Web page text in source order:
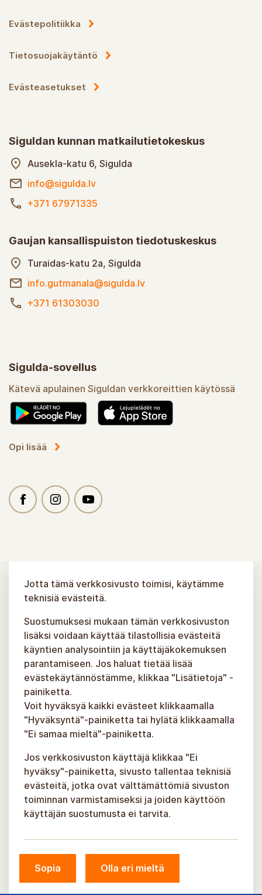
Evästepolitiikka
Tietosuojakäytäntö
Evästeasetukset
Siguldan kunnan matkailutietokeskus
Ausekla-katu 6, Sigulda
info@sigulda.lv
+371 67971335
Gaujan kansallispuiston tiedotuskeskus
Turaidas-katu 2a, Sigulda
info.gutmanala@sigulda.lv
+371 61303030
Sigulda-sovellus
Kätevä apulainen Siguldan verkkoreittien käytössä
Opi lisää
© Siguldan kunta, 2026.
Jotta tämä verkkosivusto toimisi, käytämme
teknisiä evästeitä.
Suostumuksesi mukaan tämän verkkosivuston
lisäksi voidaan käyttää tilastollisia evästeitä
käyntien analysointiin ja käyttäjäkokemuksen
parantamiseen. Jos haluat tietää lisää
evästekäytännöstämme, klikkaa "Lisätietoja" -
painiketta.
Voit hyväksyä kaikki evästeet klikkaamalla
"Hyväksyntä"-painiketta tai hylätä klikkaamalla
"Ei samaa mieltä"-painiketta.
Jos verkkosivuston käyttäjä klikkaa "Ei
hyväksy"-painiketta, sivusto tallentaa teknisiä
evästeitä, jotka ovat välttämättömiä sivuston
toiminnan varmistamiseksi ja joiden käyttöön
käyttäjän suostumusta ei tarvita.
Sopia Olla eri mieltä